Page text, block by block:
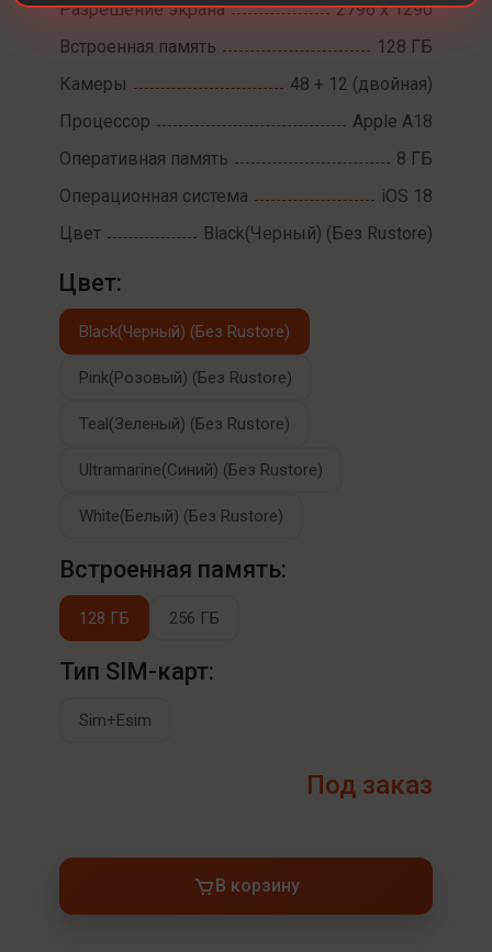
Разрешение экрана
2796 x 1290
Встроенная память
128 ГБ
Камеры
48 + 12 (двойная)
Процессор
Apple A18
Оперативная память
8 ГБ
Операционная система
iOS 18
Цвет
Black(Черный) (Без Rustore)
Цвет:
Black(Черный) (Без Rustore)
Pink(Розовый) (Без Rustore)
Teal(Зеленый) (Без Rustore)
Ultramarine(Синий) (Без Rustore)
White(Белый) (Без Rustore)
Встроенная память:
128 ГБ 256 ГБ
Тип SIM-карт:
Sim+Esim
Под заказ
В корзину